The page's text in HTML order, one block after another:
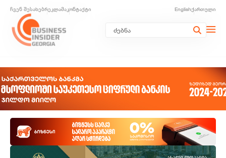
ჩვენ შესახებრეკლამაკონტაქტი Englishქართული